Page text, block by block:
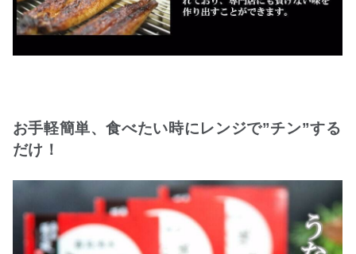
お手軽簡単、食べたい時にレンジで”チン”する
だけ！